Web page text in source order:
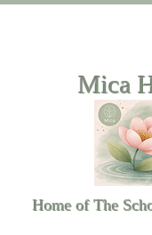
Mica
Home of The